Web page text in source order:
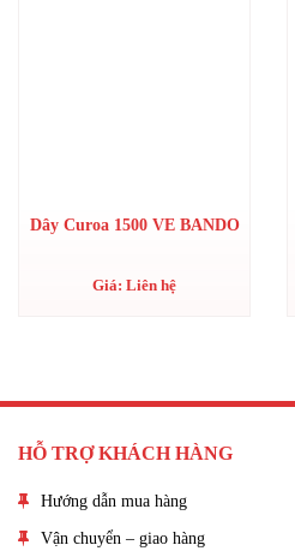
Dây Curoa 1500 VE BANDO
Giá: Liên hệ
HỖ TRỢ KHÁCH HÀNG
Hướng dẫn mua hàng
Vận chuyển – giao hàng